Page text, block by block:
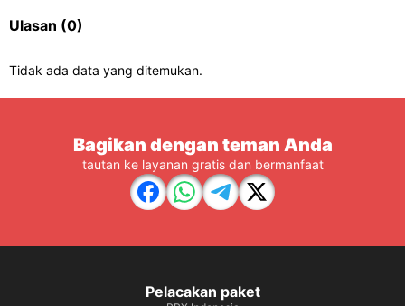
Ulasan (0)
Tidak ada data yang ditemukan.
Bagikan dengan teman Anda
tautan ke layanan gratis dan bermanfaat
Pelacakan paket